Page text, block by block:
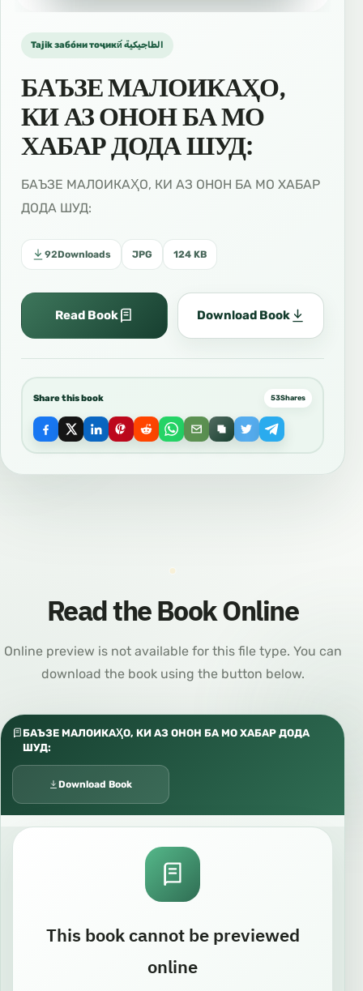
Tajik забо́ни тоҷикӣ́ الطاجيكية
БАЪЗЕ МАЛОИКАҲО,
КИ АЗ ОНОН БА МО
ХАБАР ДОДА ШУД:
БАЪЗЕ МАЛОИКАҲО, КИ АЗ ОНОН БА МО ХАБАР
ДОДА ШУД:
92Downloads JPG 124 KB
Read Book Download Book
Share this book 53Shares
Read the Book Online
Online preview is not available for this file type. You can
download the book using the button below.
БАЪЗЕ МАЛОИКАҲО, КИ АЗ ОНОН БА МО ХАБАР ДОДА
ШУД:
Download Book
This book cannot be previewed
online